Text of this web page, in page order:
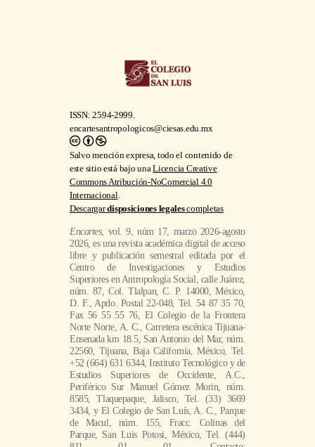
ISSN: 2594-2999.
encartesantropologicos@ciesas.edu.mx
Salvo mención expresa, todo el contenido de
este sitio está bajo unaLicencia Creative
Commons Atribución-NoComercial 4.0
Internacional.
Descargardisposiciones legalescompletas
Encartes, vol. 9, núm 17, marzo 2026-agosto
2026, es una revista académica digital de acceso
libre y publicación semestral editada por el
Centro de Investigaciones y Estudios
Superiores en Antropología Social, calle Juárez,
núm. 87, Col. Tlalpan, C. P. 14000, México,
D. F., Apdo. Postal 22-048, Tel. 54 87 35 70,
Fax 56 55 55 76, El Colegio de la Frontera
Norte Norte, A. C., Carretera escénica Tijuana-
Ensenada km 18.5, San Antonio del Mar, núm.
22560, Tijuana, Baja California, México, Tel.
+52 (664) 631 6344, Instituto Tecnológico y de
Estudios Superiores de Occidente, A.C.,
Periférico Sur Manuel Gómez Morin, núm.
8585, Tlaquepaque, Jalisco, Tel. (33) 3669
3434, y El Colegio de San Luís, A. C., Parque
de Macul, núm. 155, Fracc. Colinas del
Parque, San Luis Potosi, México, Tel. (444)